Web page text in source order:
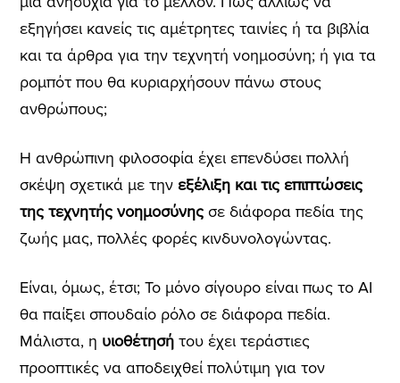
εξηγήσει κανείς τις αμέτρητες ταινίες ή τα βιβλία
και τα άρθρα για την τεχνητή νοημοσύνη; ή για τα
ρομπότ που θα κυριαρχήσουν πάνω στους
ανθρώπους;
Η ανθρώπινη φιλοσοφία έχει επενδύσει πολλή
σκέψη σχετικά με την εξέλιξη και τις επιπτώσεις
της τεχνητής νοημοσύνης σε διάφορα πεδία της
ζωής μας, πολλές φορές κινδυνολογώντας.
Είναι, όμως, έτσι; Το μόνο σίγουρο είναι πως το AI
θα παίξει σπουδαίο ρόλο σε διάφορα πεδία.
Μάλιστα, η υιοθέτησή του έχει τεράστιες
προοπτικές να αποδειχθεί πολύτιμη για τον